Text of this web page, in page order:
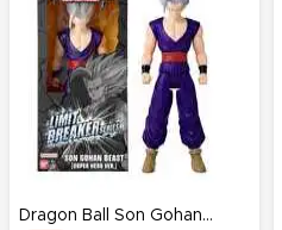
Dragon Ball Son Gohan